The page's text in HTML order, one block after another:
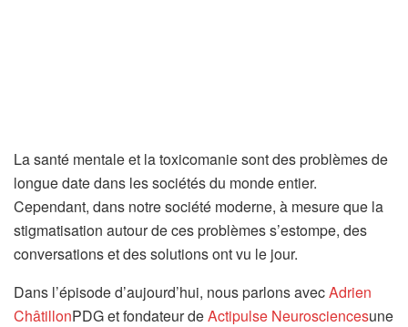
La santé mentale et la toxicomanie sont des problèmes de
longue date dans les sociétés du monde entier.
Cependant, dans notre société moderne, à mesure que la
stigmatisation autour de ces problèmes s’estompe, des
conversations et des solutions ont vu le jour.
Dans l’épisode d’aujourd’hui, nous parlons avecAdrien
ChâtillonPDG et fondateur deActipulse Neurosciencesune